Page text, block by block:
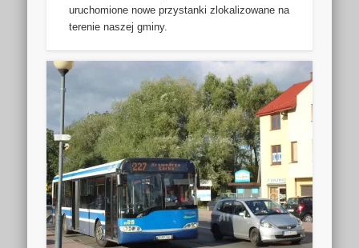
uruchomione nowe przystanki zlokalizowane na
terenie naszej gminy.